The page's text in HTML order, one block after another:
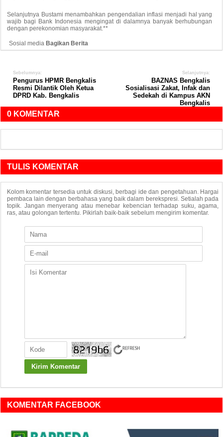
Selanjutnya Bustami menambahkan pengendalian inflasi menjadi hal yang
wajib bagi Bank Indonesia mengingat di dalamnya banyak berhubungan
dengan perekonomian masyarakat.**
Sosial media Bagikan Berita
Sebelumnya:
Pengurus HPMR Bengkalis
Resmi Dilantik Oleh Ketua
DPRD Kab. Bengkalis
Selanjutnya:
BAZNAS Bengkalis
Sosialisasi Zakat, Infak dan
Sedekah di Kampus AKN
Bengkalis
0 KOMENTAR
TULIS KOMENTAR
Kolom komentar tersedia untuk diskusi, berbagi ide dan pengetahuan. Hargai
pembaca lain dengan berbahasa yang baik dalam berekspresi. Setialah pada
topik. Jangan menyerang atau menebar kebencian terhadap suku, agama,
ras, atau golongan tertentu. Pikirlah baik-baik sebelum mengirim komentar.
KOMENTAR FACEBOOK